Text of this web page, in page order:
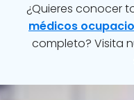
¿Quieres conocer
médicos
completo? Visita